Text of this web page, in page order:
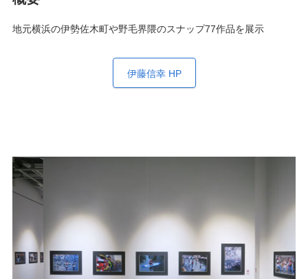
地元横浜の伊勢佐木町や野毛界隈のスナップ77作品を展示
伊藤信幸 HP